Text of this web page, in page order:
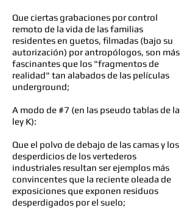
Que ciertas grabaciones por control
remoto de la vida de las familias
residentes en guetos, filmadas (bajo su
autorización) por antropólogos, son más
fascinantes que los "fragmentos de
realidad" tan alabados de las películas
underground;
A modo de #7 (en las pseudo tablas de la
ley K):
Que el polvo de debajo de las camas y los
desperdicios de los vertederos
industriales resultan ser ejemplos más
convincentes que la reciente oleada de
exposiciones que exponen residuos
desperdigados por el suelo;